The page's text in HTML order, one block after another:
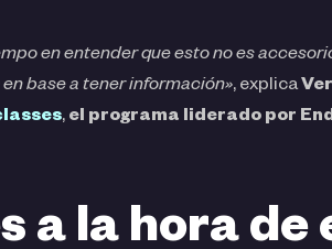
en entender que esto no es
base a tener información», explica
, el programa liderado por
a la hora de